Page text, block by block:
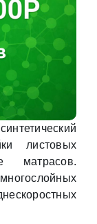
листовых
матрасов.